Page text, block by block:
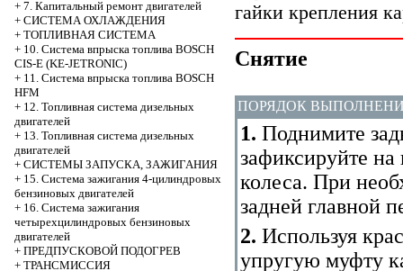
+ 7. Капитальный ремонт двигателей
+ СИСТЕМА ОХЛАЖДЕНИЯ
+ ТОПЛИВНАЯ СИСТЕМА
+ 10. Система впрыска топлива BOSCH
CIS-E (KE-JETRONIC)
+ 11. Система впрыска топлива BOSCH
HFM
+ 12. Топливная система дизельных
двигателей
+ 13. Топливная система дизельных
двигателей
+ СИСТЕМЫ ЗАПУСКА, ЗАЖИГАНИЯ
+ 15. Система зажигания 4-цилиндровых
бензиновых двигателей
+ 16. Система зажигания
четырехцилиндровых бензиновых
двигателей
+ ПРЕДПУСКОВОЙ ПОДОГРЕВ
+ ТРАНСМИССИЯ
гайки крепления
Снятие
ПОРЯДОК
1. Поднимите
зафиксируйте
колеса. При
задней главной
2. Используя
упругую муфту